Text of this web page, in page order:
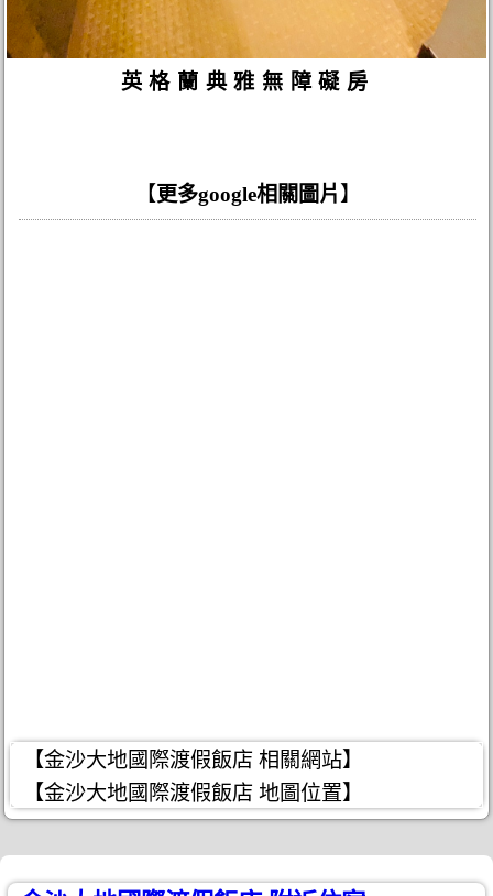
英格蘭典雅無障礙房
【 更多google相關圖片 】
【金沙大地國際渡假飯店 相關網站】
【金沙大地國際渡假飯店 地圖位置】